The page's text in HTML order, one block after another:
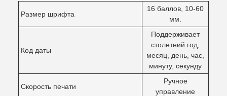
Размер шрифта
16 баллов, 10-60
мм.
Код даты
Поддерживает
столетний год,
месяц, день, час,
минуту, секунду
Скорость печати
Ручное
управление